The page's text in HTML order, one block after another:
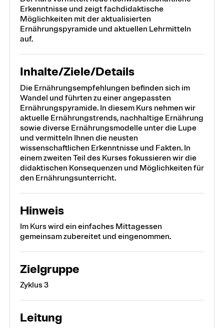
Erkenntnisse und zeigt fachdidaktische
Möglichkeiten mit der aktualisierten
Ernährungspyramide und aktuellen Lehrmitteln
auf.
Inhalte/Ziele/Details
Die Ernährungsempfehlungen befinden sich im
Wandel und führten zu einer angepassten
Ernährungspyramide. In diesem Kurs nehmen wir
aktuelle Ernährungstrends, nachhaltige Ernährung
sowie diverse Ernährungsmodelle unter die Lupe
und vermitteln Ihnen die neusten
wissenschaftlichen Erkenntnisse und Fakten. In
einem zweiten Teil des Kurses fokussieren wir die
didaktischen Konsequenzen und Möglichkeiten für
den Ernährungsunterricht.
Hinweis
Im Kurs wird ein einfaches Mittagessen
gemeinsam zubereitet und eingenommen.
Zielgruppe
Zyklus 3
Leitung